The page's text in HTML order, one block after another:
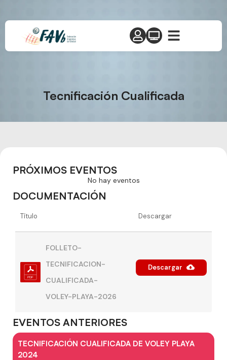
Tecnificación Cualificada
PRÓXIMOS EVENTOS
No hay eventos
DOCUMENTACIÓN
Título Descargar
FOLLETO-
TECNIFICACION-
CUALIFICADA-
VOLEY-PLAYA-2026
Descargar
EVENTOS ANTERIORES
TECNIFICACIÓN CUALIFICADA DE VOLEY PLAYA
2024